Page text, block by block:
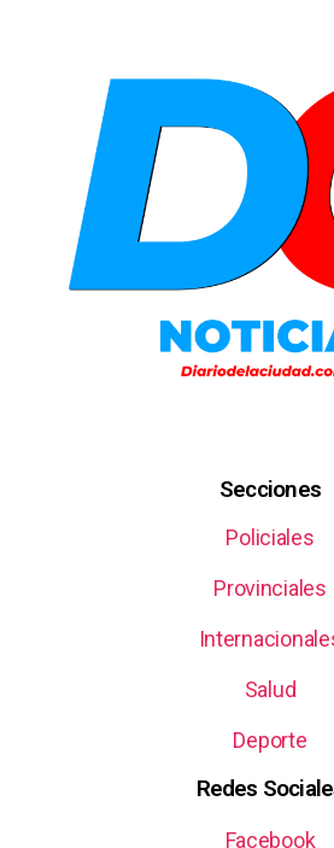
Secciones
Policiales
Provinciales
Salud
Deporte
Redes
Facebook